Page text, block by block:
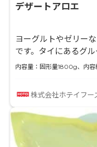
デザートアロエ
ヨーグルトやゼリー
です。タイにあるグ
ており、アロエならで
内容量：固形量1800g、内
株式会社ホテイフ